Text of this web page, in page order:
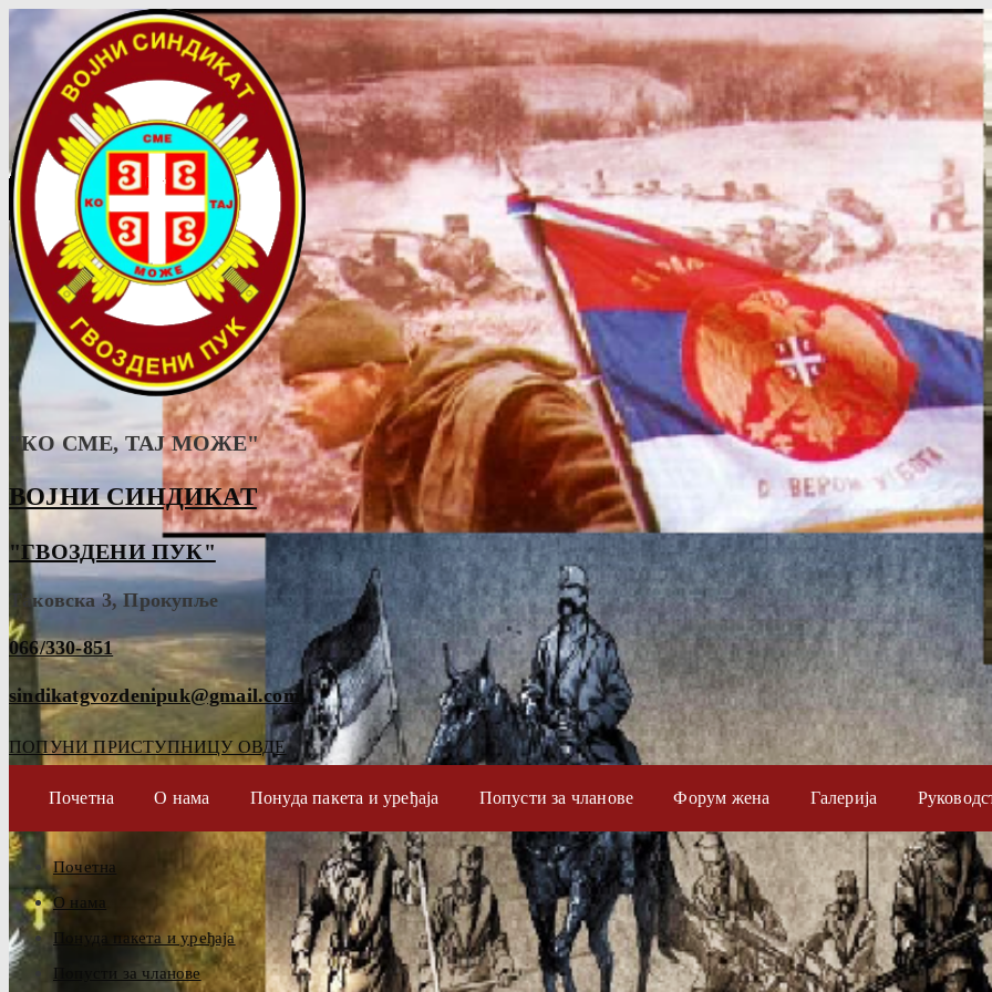
"КО СМЕ, ТАJ МОЖЕ"
ВОЈНИ СИНДИКАТ
"ГВОЗДЕНИ ПУК"
Таковска 3, Прокупље
066/330-851
sindikatgvozdenipuk@gmail.com
ПОПУНИ ПРИСТУПНИЦУ ОВДЕ
Почетна О нама Понуда пакета и уређаја Попусти за чланове Форум жена Галерија
Почетна
О нама
Понуда пакета и уређаја
Попусти за чланове